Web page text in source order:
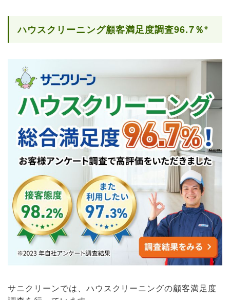
ハウスクリーニング顧客満足度調査96.7％※
サニクリーンでは、ハウスクリーニングの顧客満足度